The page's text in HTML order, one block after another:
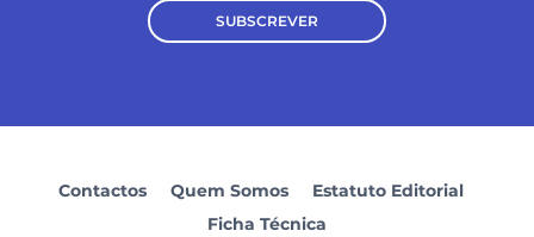
SUBSCREVER
Contactos Quem Somos
Estatuto Editorial
Ficha Técnica